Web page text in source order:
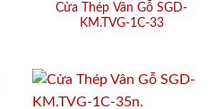
Cửa Thép Vân Gỗ SGD-
KM.TVG-1C-33